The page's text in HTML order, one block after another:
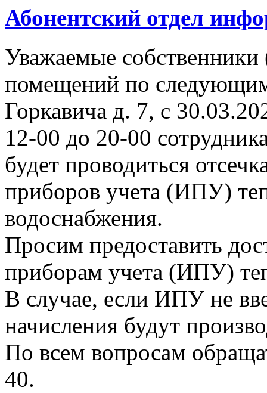
Абонентский отдел
Уважаемые
помещений по
Горкавича д. 7, с
12-00 до 20-00
будет проводиться
приборов учета (ИПУ)
водоснабжения.
Просим предоставить
приборам учета (ИПУ)
В случае, если ИПУ не
начисления будут
По всем вопросам
40.